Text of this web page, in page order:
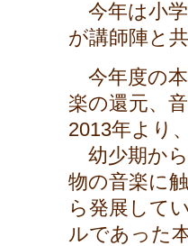
今年は小学
が講師陣と
今年度の本
楽の還元、
2013年より
幼少期から
物の音楽に
ら発展して
ルであった